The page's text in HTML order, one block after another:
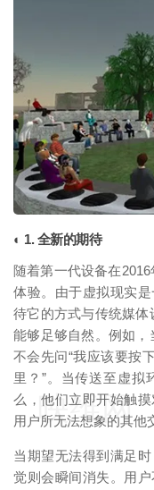
◐ 1. 全新的期待
随着第一代设备在
体验。由于虚拟现实
待它的方式与传统媒
能够足够自然。例如
不会先问“我应该要按
里？”。当传送至虚拟
么，他们立即开始触
用户所无法想象的其他
当期望无法得到满足
觉则会瞬间消失。用
映维网
映维网